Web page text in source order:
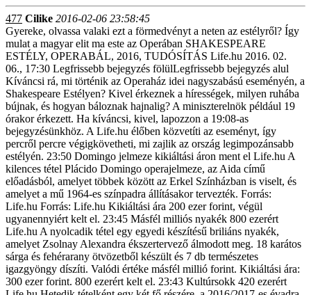
477 Cilike 2016-02-06 23:58:45
Gyereke, olvassa valaki ezt a förmedvényt a neten az estélyről? Így mulat a magyar elit ma este az Operában SHAKESPEARE ESTÉLY, OPERABÁL, 2016, TUDÓSÍTÁS Life.hu 2016. 02. 06., 17:30 Legfrissebb bejegyzés fölülLegfrissebb bejegyzés alul Kíváncsi rá, mi történik az Operaház idei nagyszabású eseményén, a Shakespeare Estélyen? Kivel érkeznek a hírességek, milyen ruhába bújnak, és hogyan báloznak hajnalig? A miniszterelnök például 19 órakor érkezett. Ha kíváncsi, kivel, lapozzon a 19:08-as bejegyzésünkhöz. A Life.hu élőben közvetíti az eseményt, így percről percre végigkövetheti, mi zajlik az ország legimpozánsabb estélyén. 23:50 Domingo jelmeze kikiáltási áron ment el Life.hu A kilences tétel Plácido Domingo operajelmeze, az Aida című előadásból, amelyet többek között az Erkel Színházban is viselt, és amelyet a mű 1964-es színpadra állításakor tervezték. Forrás: Life.hu Forrás: Life.hu Kikiáltási ára 200 ezer forint, végül ugyanennyiért kelt el. 23:45 Másfél milliós nyakék 800 ezerért Life.hu A nyolcadik tétel egy egyedi készítésű briliáns nyakék, amelyet Zsolnay Alexandra ékszertervező álmodott meg. 18 karátos sárga és fehérarany ötvözetből készült és 7 db természetes igazgyöngy díszíti. Valódi értéke másfél millió forint. Kikiáltási ára: 300 ezer forint. 800 ezerért kelt el. 23:43 Kultúrsokk 420 ezerért Life.hu Hetedik tételként egy két fő részére, a 2016/2017-es évadra szóló bérletet árvereznek el a Magyar Állami Operaház és az Erkel színház előadásainak premierjeire. A kikiáltási ára 100 ezer forint. Végül 420 ezer forintért vásárolta meg a 82-es tárcsa tulajdonosa. Forrás: Polyak Attila Forrás: Polyak Attila 23:40 440 ezer a kristályokkal díszített festményért Life.hu A hatodik tétel egy képzőművészeti alkotás: Bartha Katalin, Karneváli királynő című festménye, amelyet 1500 darab Swarovski kristály díszít. A licit 260 ezer forintról indul, végül 440 ezer forintért kelt el a 212-es tárcsa tulajdonosának. 23:35 Exkluzív belépő egy új világba Life.hu Az ötördik tétel egy két fő részére szóló belépő a Magyar Állami Operaház backstage-jébe. Egy kihagyhatatlan élmény, aminek alkalmával megismerhető az Operaház minden szeglete, bepillantás nyerhető az itt dolgozók munkájába. A licit 20 ezer forintról indult, a jegyek végül 180 ezer forintért keltek el. A 178-as számú tárcsa tulajdonosa lett gazdagabb ezzel az élménnyel. 23:31 480 ezres váza talált gazdára Life.hu Az aukció negyedik tétele egy Viktória-mintás, arannyal díszített Herendi porcelánváza. Kikiáltási ára 48 ezer forint volt, végül 480 ezer forintért kelt el. Forrás: Polyak Attila Forrás: Polyak Attila 23:27 Megvásárolható a királyi bánásmód Life.hu A harmadik tétel egy két fő részére szóló este a Magyar Állami Operaházba. Különlegessége, hogy a jeggyel a vásárlók beléphetnek a királyi páholyba, ahová egyébként csak királyok és királynők mehetnek be. Az estre természetesen finom étel- és italkülönlegességgel készül az Opera. Az exkluzív lehetőség kikiáltási ára 20 ezer forint volt, amely végül 100 ezer forintért kelt el. 23:22 750 ezerért vettek bort az Operában Life.hu A második tétel egy palack 2011-es Sauska Couvet. A különleges nedű 750 ezer forintért kel el. Forrás: Polyak Attila Forrás: Polyak Attila 23:16 Kalapács alatt az első tétel Life.hu Az első felajánlás egy két fő részére szóló élménycsomag a Magyar Állami Operaház és az Erkel Színház társulat jóvoltából. Azoknak, akik megvásárolják ezt a két jegyet, alkalmuk lesz az Operaház és az Erkel Színház idei évadának legemlékezetesebb pillanatait újra átélni. A két exkluzív jegynek 20 ezer forint a kikiáltási ára, ez természetesen egy jelképes összeg. A csomag végül alatt 75 ezer forintért kel el, a szerencsés licitáló a 32-es tárcsa tulajdonosa. 23:10 Winkler Nóra vezeti az aukciót Life.hu A rádiós és televíziós műsorvezetőről sokan nem is tudják, hogy hivatalos árverésvezető. 23:06 Kezdetét veszi az aukció - Győrfi Pál beszédet mond Life.hu „Nincs annál szörnyűbb dolog a világon, mint amikor egy gyermek bajban van, és nem tudunk rajta segíteni!" - kezdte beszédét a szóvivő. "Az árverésen elkelt tételekért befolyó összeget a gyermekek életmentésére használja fel az Országos Mentőszolgálat." Forrás: Polyak Attila Forrás: Polyak Attila 23:00 Az árverés tételeiből szemezgetünk Life.hu A jótékony aukció sosem látott válogatást tartogat. A tíz felajánlott tétel között megtalálható többek közt Plácido Domingo egyik jelmeze, egy balthazar méretű Sauska Cuvée bor, és egy 1.500.000 forint értékű gyémánt ékszer a Royal Diamonds Ékszerház jóvoltából, valamint Bartha Katalin festőművész 2.500.000 forint értékű, drágakövekkel díszített festménye. Forrás: Life.hu Forrás: Life.hu 22:54 Perceken belül kezdetét veszi az árverés Life.hu Hamarosan kezdődik az aukció, amelynek nagy hagyománya van az Operában. Ahogyan az előző évben, úgy idén is a bevételt az Országos Mentőszolgálat javára ajánlották fel, az összeg egy mentőautó megvásárlására fordítható. 22:48 Sáfár Orsolya operaénekes különös rituáléja színpadra lépés előtt Life.hu "Nem szoktam hozzá ekkora ovációhoz, ez persze nyilván a mesternek szólt, és nem nekem, de szívből örülök, hogy részese lehetettem ennek én is. Nem készültem máshogy a ma estére sem, mint ahogyan egyébként szoktam, van egy különleges rituálém a fellépések előtt, ezt ma is ugyanígy gyakoroltam: a körömlakkomat festem fel legutoljára. Forrás: Polyak Attila Forrás: Polyak Attila Azért is volt különleges számomra ez az este, mert a Három Tenor közül gyerekkorom óta Plácido Domingo volt a kedvencem." Forrás: Polyak Attila Forrás: Polyak Attila 22:42 Mindenki Domingóval fotózkodik Life.hu A művészek szinte megrohamozták az estély sztárvendégét, mindenki Domingóval szeretne közös fényképet készíteni. A sztár kedves, közvetlen, és minden érdeklődőre szán időt. Forrás: Polyak Attila Forrás: Polyak Attila 22:36 Villáminterjú Szegedi Csabával Life.hu Az Operaház egyik legtöbbet foglalkoztatott baritonjával, Szegedi Csabával beszélgetünk: "Életem egyik meghatározó élménye volt a ma este, egyelőre fel sem tudom fogni, hogy Domingóval léphettem egy színpadra. Régen éreztem ennyire emelkedett hangulatot magam körül, mint ami ma este átjárja az Operaházat." 22:30 Hamarosan indul az árverés Life.hu Az Operaház tematikus, összművészeti estélyeinek történetében először szervez nyilvános árverést, amely a rendezvény karitatív célkitűzését szolgálja. Nemsokára kezdetét veszi az aukció. 22:24 Domingo még egyszer a színpadon Life.hu A Traviata ráadása után Domigo ismét színpadra állt. Velázquez: Besame Mucho című dalát énekli újra. Ezt követően a 2016-os Shakespeare Estély összes előadóművésze egyszerre felvonul a színpadra. 22:19 Különleges ráadás Life.hu A nézők hatalmas vastapssal fejezik ki tetszésüket. Többször is visszatapsolják az előadóművészeket a színpadra. Plácido Domingo ráadásként vezényel még egyet, a Traviata Libiamót. 22:15 G. Verdi: Falstaff – Zárófúga - Tutto nel mondo e burla... Life.hu Guiseppe Verdi vígoperájának, a Falstaffnak a záró jelenetében először az Operaház énekkara, majd a szólisták léptek színpadra. Nem is lehetne méltóbb befejezése az estének, mint Verdi utolsó színpadi műve, melyet közel 80 esztendősen komponált. 22:12 Domingo hálát adott Life.hu Plácido Domingo előadása végeztével jelképesen csókot dobott a színpadra. 22:09 Velázquez: Besame Mucho Life.hu Velázquez: Besame Mucho című dalával lépett ismét színpadra Plácido Domingo, aki egy friss interjúban magánéletébe is bepillantást engedett. Elárulta, hogy szabadidejében szívesen van a családjával, szeret futballt és Formula-1-et nézni, de sok időt tölt új szerepek betanulásával és régiek felelevenítésével is. Domingónak régi vágya valósult meg azzal, hogy a Shakespeare Estélyen színpadra léphetett a Magyar Állami Operaházban. 22:05 Plácido Domingo gratulált Kolonics Klárának Life.hu Erkel F.: Bánk bán - Melinda áriájában Kolonics Klára hatalmasat énekelt, és ezt a legendás művész, Plácido Domingo sem hagyta szó nélkül. Személyesen gratulált a színpadról levonuló énekesnőnek. Domingo ismét színpadra állt, az este folyamán immár harmadszor. A művészek a backstage-ből figyelik feszülten. 21:59 Erkel F: Bánk bán - Melinda áriája a II. felvonásból Life.hu A magyar dráma- és operairodalom legfontosabb darabjából, Erkel Bánk bánjából Melinda áriájával Kolonits Klára lép színpadra. Forrás: Magyar Állami Operaház Forrás: Magyar Állami Operaház A lenyűgöző hangú szoprán nagyapja a világhírű zenetörténész, dr. Bartha Dénes volt. Egy interjúban elárulta, hogy az ő személye szakmailag és emberileg is egyfajta origo volt számára. Kolonits Klára számos énekversenyen bizonyított már, de elmondása szerint az igazi értékmérő az, hogyan és mennyire fog emlékezni rá a közönség. "Mit visz magával megőrzendő emlékként egy-egy előadásról, koncertről" - árulta el egy interjúban. 21:53 Erkel F.: Bánk bán - Petúr bordala Life.hu Erkel Ferenc háromfelvonásos operájából, a Bánk bánból Petúr bordalával Szegedi Csaba lép színpadra. A sajószentpéteri származású bariton szerint minden perc, amit a színpadon tölthet, ajándék. Az Operaház lassan 8 éve, 2008 szeptemberében ösztöndíjas tagként szerződtette a fiatal baritont, aki már az első évadban két főszerepben mutatkozott be: elénekelte A sevillai borbély Figaróját és Haydn: A filozófus lelke című művében Kreont. 2010 óta ő az Operaház egyik legtöbbet foglalkoztatott baritonja, aki korábban azt nyilatkozta: nem mondaná, hogy a hősöket könnyebb játszani, de negatív figurákat hitelesen játszani nagyszerű kihívás számára. 21:47 Domingo újra a színpadon Life.hu Plácido Domingo újra a színpadon, mellette Halász Péter vezényel. A fellépő művészek mind elbűvölve hallgatják őt a backstage-ből. Forrás: Magyar Állami Operaház Forrás: Magyar Állami Operaház 21:41 Shakespeare-kvízt játszanak a színpadon Life.hu A két műsorvezető, Ókovács Szilveszter és Morvai Noémi Shakespeare-kvízt játszanak a nézőkkel. Leginkább költői kérdéseket tesznek fel, melyeket önmaguk meg is válaszolnak